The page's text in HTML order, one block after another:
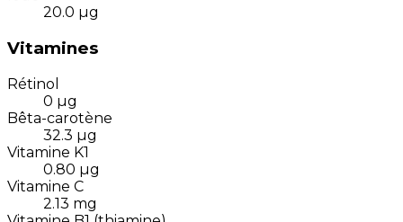
20.0 µg
Vitamines
Rétinol
0 µg
Bêta-carotène
32.3 µg
Vitamine K1
0.80 µg
Vitamine C
2.13 mg